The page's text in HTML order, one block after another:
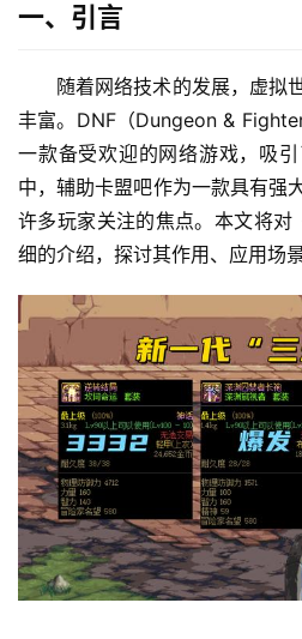
一、引言
随着网络技术的发展，虚拟
丰富。DNF（Dungeon &
一款备受欢迎的网络游戏，吸
中，辅助卡盟吧作为一款具有强
许多玩家关注的焦点。本文将
细的介绍，探讨其作用、应用场